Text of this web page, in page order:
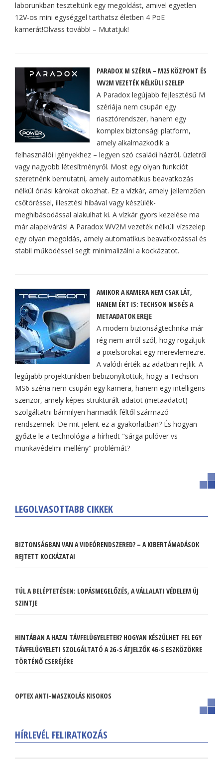
laborunkban teszteltünk egy megoldást, amivel egyetlen
12V-os mini egységgel tarthatsz életben 4 PoE
kamerát!Olvass tovább! – Mutatjuk!
PARADOX M SZÉRIA – M25 KÖZPONT ÉS
WV2M VEZETÉK NÉLKÜLI SZELEP
A Paradox legújabb fejlesztésű M
szériája nem csupán egy
riasztórendszer, hanem egy
komplex biztonsági platform,
amely alkalmazkodik a
felhasználói igényekhez – legyen szó családi házról, üzletről
vagy nagyobb létesítményről. Most egy olyan funkciót
szeretnénk bemutatni, amely automatikus beavatkozás
nélkül óriási károkat okozhat. Ez a vízkár, amely jellemzően
csőtöréssel, illesztési hibával vagy készülék-
meghibásodással alakulhat ki. A vízkár gyors kezelése ma
már alapelvárás! A Paradox WV2M vezeték nélküli vízszelep
egy olyan megoldás, amely automatikus beavatkozással és
stabil működéssel segít minimalizálni a kockázatot.
AMIKOR A KAMERA NEM CSAK LÁT,
HANEM ÉRT IS: TECHSON MS6 ÉS A
METAADATOK EREJE
A modern biztonságtechnika már
rég nem arról szól, hogy rögzítjük
a pixelsorokat egy merevlemezre.
A valódi érték az adatban rejlik. A
legújabb projektünkben bebizonyítottuk, hogy a Techson
MS6 széria nem csupán egy kamera, hanem egy intelligens
szenzor, amely képes strukturált adatot (metaadatot)
szolgáltatni bármilyen harmadik féltől származó
rendszernek. De mit jelent ez a gyakorlatban? És hogyan
győzte le a technológia a hírhedt "sárga pulóver vs
munkavédelmi mellény" problémát?
LEGOLVASOTTABB CIKKEK
BIZTONSÁGBAN VAN A VIDEÓRENDSZERED? – A KIBERTÁMADÁSOK
REJTETT KOCKÁZATAI
TÚL A BELÉPTETÉSEN: LOPÁSMEGELŐZÉS, A VÁLLALATI VÉDELEM ÚJ
SZINTJE
HINTÁBAN A HAZAI TÁVFELÜGYELETEK? HOGYAN KÉSZÜLHET FEL EGY
TÁVFELÜGYELETI SZOLGÁLTATÓ A 2G-S ÁTJELZŐK 4G-S ESZKÖZÖKRE
TÖRTÉNŐ CSERÉJÉRE
OPTEX ANTI-MASZKOLÁS KISOKOS
HÍRLEVÉL FELIRATKOZÁS